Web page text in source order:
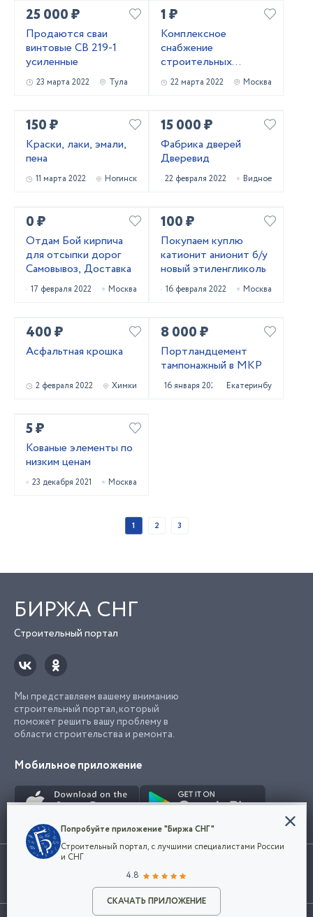
Разместить объявление
25 000 ₽
Продаются сваи
винтовые СВ 219-1
усиленные
23 марта 2022 Тула
1 ₽
Комплексное
снабжение
строительных
объектов
22 марта 2022 Москва
150 ₽
Краски, лаки, эмали,
пена
11 марта 2022 Ногинск
15 000 ₽
Фабрика дверей
Дверевид
22 февраля 2022 Видное
0 ₽
Отдам Бой кирпича
для отсыпки дорог
Самовывоз, Доставка
17 февраля 2022 Москва
100 ₽
Покупаем куплю
катионит анионит б/у
новый этиленгликоль
16 февраля 2022 Москва
400 ₽
Асфальтная крошка
2 февраля 2022 Химки
8 000 ₽
Портландцемент
тампонажный в МКР
16 января 2022 Екатеринбург
5 ₽
Кованые элементы по
низким ценам
23 декабря 2021 Москва
1 2 3
БИРЖА СНГ
Строительный портал
Мы представляем вашему вниманию
строительный портал, который
поможет решить вашу проблему в
области строительства и ремонта.
Мобильное приложение
Использование сайта, в том числе подача объявлений, означает
марки представленные на сайте являются собственностью их
Конфиденциальность
Мы используем файлы cookie, чтобы сделать
наш сайт удобным для каждого
Политикой конфиденциальности компании
и принимаете условия использования cookie.
Попробуйте приложение "Биржа СНГ"
Строительный портал, с лучшими специалистами России
и СНГ
4.8
СКАЧАТЬ ПРИЛОЖЕНИЕ